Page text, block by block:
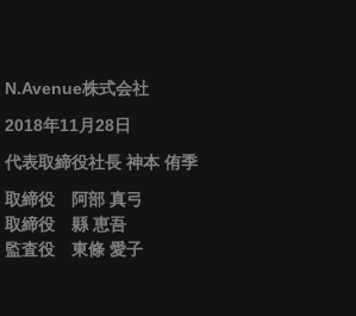
N.Avenue株式会社
2018年11月28日
代表取締役社長 神本 侑季
取締役 阿部 真弓
取締役 縣 恵吾
監査役 東條 愛子